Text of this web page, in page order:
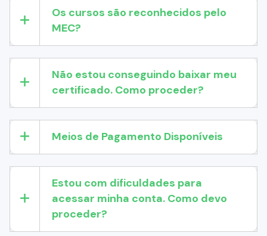
Os cursos são reconhecidos pelo
MEC?
Não estou conseguindo baixar meu
certificado. Como proceder?
Meios de Pagamento Disponíveis
Estou com dificuldades para
acessar minha conta. Como devo
proceder?